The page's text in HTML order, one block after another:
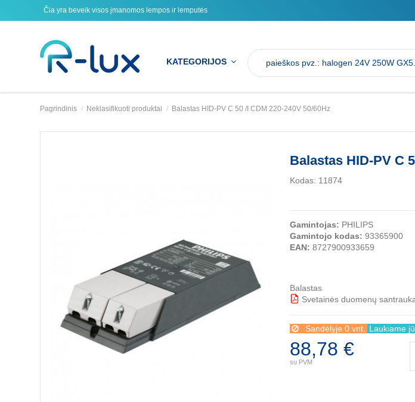
Čia yra beveik visos įmanomos lempos ir lemputės
KATEGORIJOS
Pagrindinis Neklasifikuoti produktai Balastas HID-PV C 50 /I CDM 220-240V 50/60Hz
Balastas HID-PV C
Kodas: 11874
Gamintojas: PHILIPS
Gamintojo kodas: 93365900
EAN: 8727900933659
Balastas
Svetainės duomenų
Sandėlyje 0 vnt. Laukiame
88,78 €
su PVM